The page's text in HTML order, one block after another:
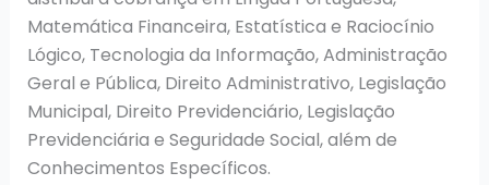
Matemática Financeira, Estatística e Raciocínio
Lógico, Tecnologia da Informação, Administração
Geral e Pública, Direito Administrativo, Legislação
Municipal, Direito Previdenciário, Legislação
Previdenciária e Seguridade Social, além de
Conhecimentos Específicos.